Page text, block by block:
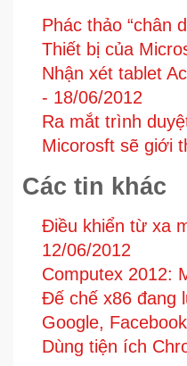
Phác thảo “chân
Thiết bị của
Nhận xét tablet
- 18/06/2012
Ra mắt trình
Micorosft sẽ giới
Các tin khác
Điều khiển từ xa
12/06/2012
Computex 2012:
Đế chế x86 đang
Google,
Dùng tiện ích